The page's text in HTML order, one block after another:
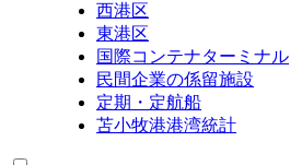
西港区
東港区
国際コンテナターミナル
民間企業の係留施設
定期・定航船
苫小牧港港湾統計